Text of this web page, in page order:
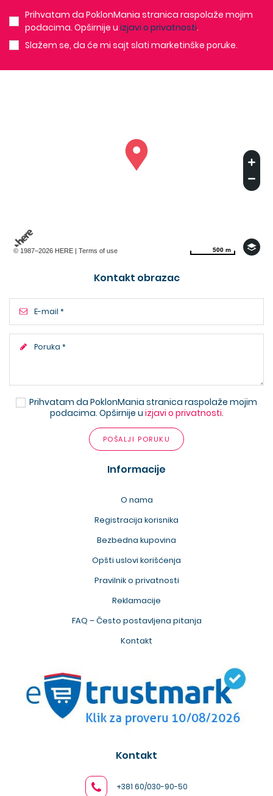
Prihvatam da PoklonMania stranica raspolaže mojim
podacima. Opširnije u izjavi o privatnosti.
Slažem se, da će mi sajt slati marketinške poruke.
© 1987–2026 HERE | Terms of use 500 m
500 m
Kontakt obrazac
Prihvatam da PoklonMania stranica raspolaže mojim
podacima. Opširnije u izjavi o privatnosti.
POŠALJI PORUKU
Informacije
O nama
Registracija korisnika
Bezbedna kupovina
Opšti uslovi korišćenja
Pravilnik o privatnosti
Reklamacije
FAQ – Često postavljena pitanja
Kontakt
Kontakt
+381 60/030-90-50